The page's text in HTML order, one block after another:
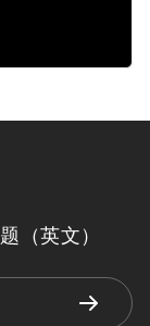
（英文）